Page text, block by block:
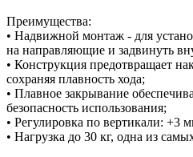
Преимущества:
• Надвижной монтаж - для
на направляющие и задвинуть
• Конструкция предотвращает
сохраняя плавность хода;
• Плавное закрывание
безопасность использования;
• Регулировка по вертикали: +3
• Нагрузка до 30 кг, одна из